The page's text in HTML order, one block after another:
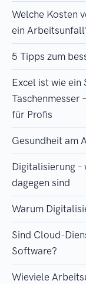
Welche Kosten
ein
5 Tipps zum
Excel ist wie ein
Taschenmesser
für Profis
Gesundheit am
Digitalisierung
dagegen sind
Warum
Sind Cloud-
Software?
Wieviele